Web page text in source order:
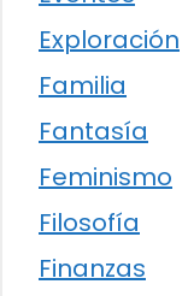
Exploración
Familia
Fantasía
Feminismo
Filosofía
Finanzas